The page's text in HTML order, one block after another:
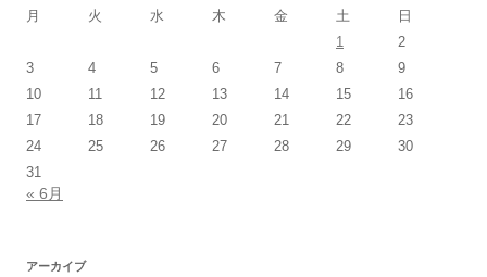
月
火 水 木 金 土
日
1
2
3
4 5 6 7 8
9
10
11 12 13 14 15
16
17
18 19 20 21 22
23
24
25 26 27 28 29
30
31
« 6月
アーカイブ